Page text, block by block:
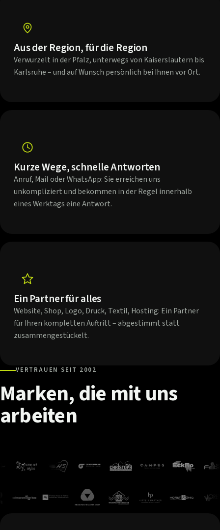
Aus der Region, für die Region
Verwurzelt in der Pfalz, unterwegs von Kaiserslautern bis
Karlsruhe – und auf Wunsch persönlich bei Ihnen vor Ort.
Kurze Wege, schnelle Antworten
Anruf, Mail oder WhatsApp: Sie erreichen uns
unkompliziert und bekommen in der Regel innerhalb
eines Werktags eine Antwort.
Ein Partner für alles
Website, Shop, Logo, Druck, Textil, Hosting: Ein Partner
für Ihren kompletten Auftritt – abgestimmt statt
zusammengestückelt.
VERTRAUEN SEIT 2002
Marken,die mituns
arbeiten